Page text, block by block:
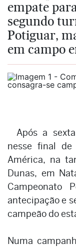
empate
segundo
Potiguar,
em campo
Após a
nesse final
América, na
Dunas, em
Campeonato
antecipação e
campeão do
Numa